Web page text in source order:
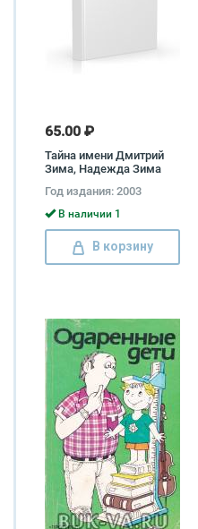
65.00 ₽
Тайна имени Дмитрий
Зима, Надежда Зима
Год издания: 2003
В наличии 1
В корзину